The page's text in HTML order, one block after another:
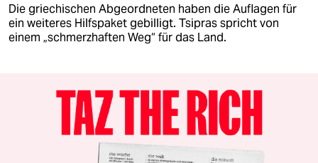
Die griechischen Abgeordneten haben die Auflagen für
ein weiteres Hilfspaket gebilligt. Tsipras spricht von
einem „schmerzhaften Weg“ für das Land.